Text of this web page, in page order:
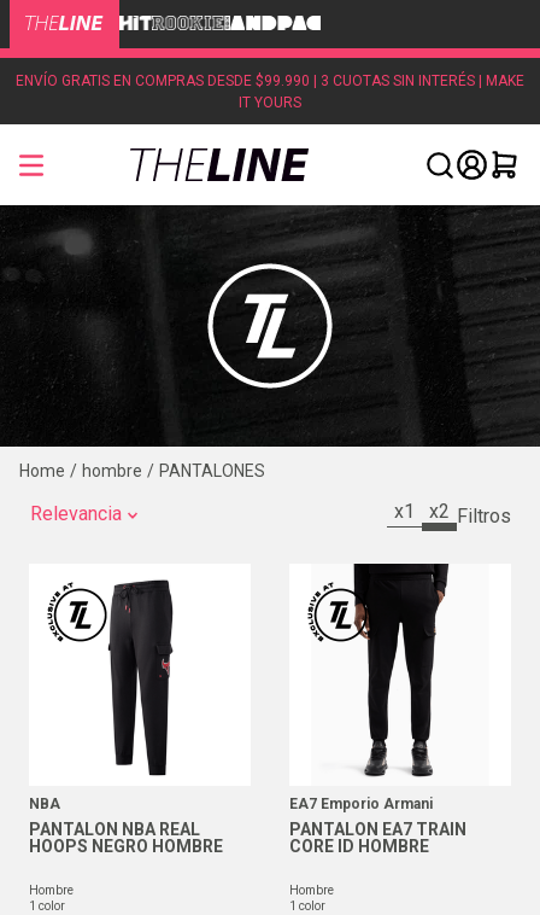
ENVÍO GRATIS EN COMPRAS DESDE $99.990 | 3 CUOTAS SIN INTERÉS | MAKE
IT YOURS
hombre PANTALONES
Relevancia x1 x2
NBA
PANTALON NBA REAL
HOOPS NEGRO HOMBRE
hombre
1 color
EA7 Emporio Armani
PANTALON EA7 TRAIN
CORE ID HOMBRE
hombre
1 color